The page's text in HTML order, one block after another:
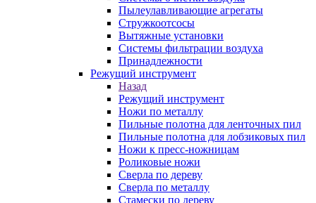
Пылеулавливающие агрегаты
Стружкоотсосы
Вытяжные установки
Системы фильтрации воздуха
Принадлежности
Режущий инструмент
Назад
Режущий инструмент
Ножи по металлу
Пильные полотна для ленточных пил
Пильные полотна для лобзиковых пил
Ножи к пресс-ножницам
Роликовые ножи
Сверла по дереву
Сверла по металлу
Стамески по дереву